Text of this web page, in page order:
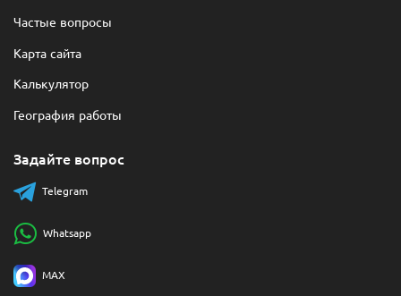
Частые вопросы
Карта сайта
Калькулятор
География работы
Задайте вопрос
Telegram
Whatsapp
MAX